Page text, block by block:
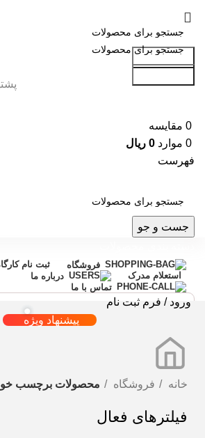
جست و جو
0 مقایسه
0 موارد 0 ریال
فهرست
جست و جو
فروشگاه
ثبت نام
استعلام مدرک
درباره ما
تماس با ما
ورود / فرم ثبت نام
پیشنهاد ویژه
خانه فروشگاه محصولات برچسب
فیلترهای فعال